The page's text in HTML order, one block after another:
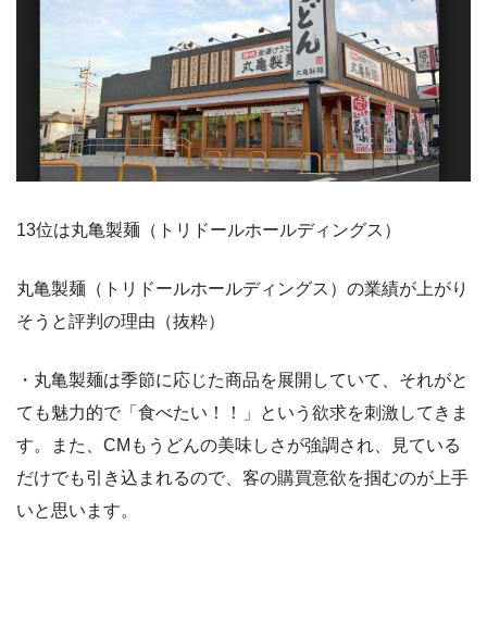
13位は丸亀製麺（トリドールホールディングス）
丸亀製麺（トリドールホールディングス）の業績が上がり
そうと評判の理由（抜粋）
・丸亀製麺は季節に応じた商品を展開していて、それがと
ても魅力的で「食べたい！！」という欲求を刺激してきま
す。また、CMもうどんの美味しさが強調され、見ている
だけでも引き込まれるので、客の購買意欲を掴むのが上手
いと思います。